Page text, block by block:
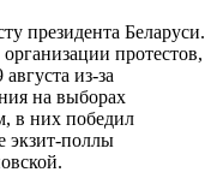
президента Беларуси.
протестов,
из-за
на выборах
в них победил
экзит-поллы